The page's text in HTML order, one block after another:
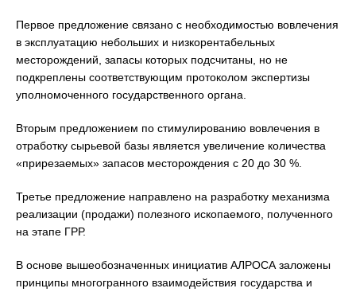
Первое предложение связано с необходимостью вовлечения
в эксплуатацию небольших и низкорентабельных
месторождений, запасы которых подсчитаны, но не
подкреплены соответствующим протоколом экспертизы
уполномоченного государственного органа.
Вторым предложением по стимулированию вовлечения в
отработку сырьевой базы является увеличение количества
«прирезаемых» запасов месторождения с 20 до 30 %.
Третье предложение направлено на разработку механизма
реализации (продажи) полезного ископаемого, полученного
на этапе ГРР.
В основе вышеобозначенных инициатив АЛРОСА заложены
принципы многогранного взаимодействия государства и